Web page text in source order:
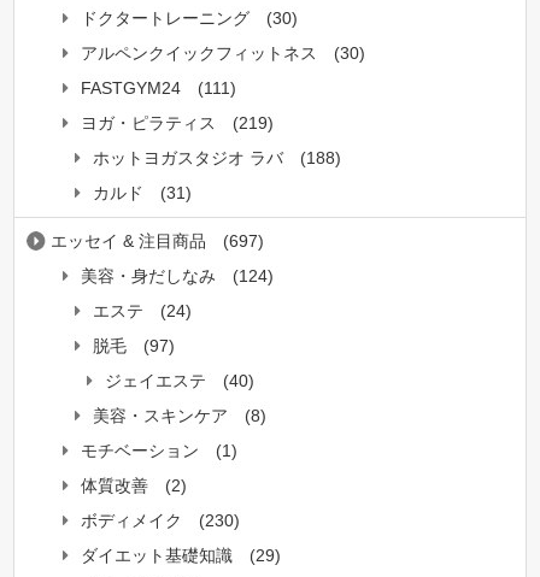
ドクタートレーニング
(30)
アルペンクイックフィットネス
(30)
FASTGYM24
(111)
ヨガ・ピラティス
(219)
ホットヨガスタジオ ラバ
(188)
カルド
(31)
エッセイ & 注目商品
(697)
美容・身だしなみ
(124)
エステ
(24)
脱毛
(97)
ジェイエステ
(40)
美容・スキンケア
(8)
モチベーション
(1)
体質改善
(2)
ボディメイク
(230)
ダイエット基礎知識
(29)